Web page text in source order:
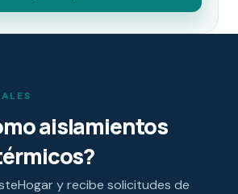
aislamientos
y recibe solicitudes de